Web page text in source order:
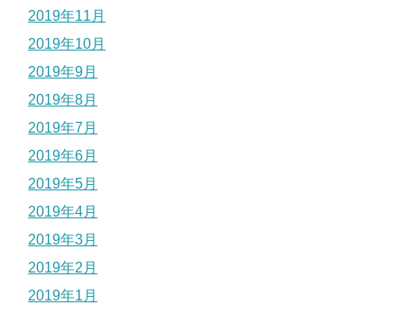
2019年11月
2019年10月
2019年9月
2019年8月
2019年7月
2019年6月
2019年5月
2019年4月
2019年3月
2019年2月
2019年1月